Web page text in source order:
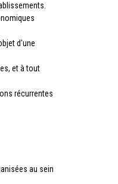
d'une
et à tout
récurrentes
au sein